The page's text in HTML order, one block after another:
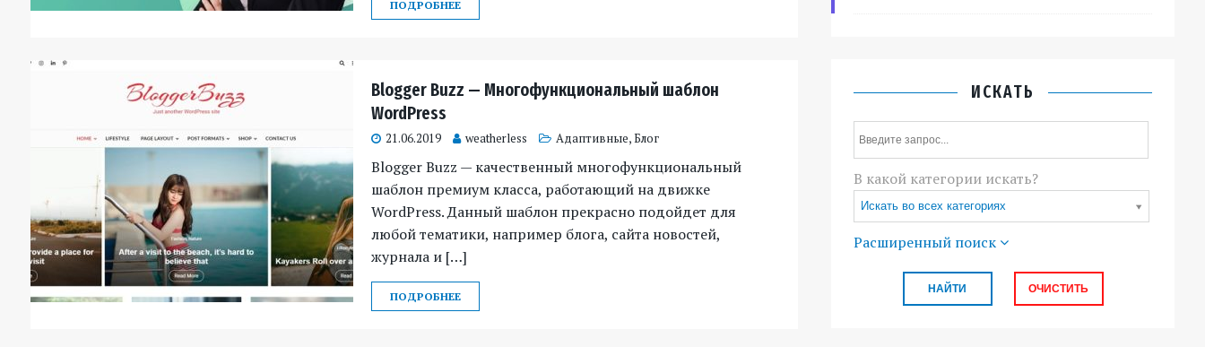
ПОДРОБНЕЕ
Blogger Buzz — Многофункциональный шаблон
WordPress
21.06.2019 weatherless Адаптивные,Блог
Blogger Buzz — качественный многофункциональный
шаблон премиум класса, работающий на движке
WordPress. Данный шаблон прекрасно подойдет для
любой тематики, например блога, сайта новостей,
журнала и […]
ПОДРОБНЕЕ
ИСКАТЬ
В какой категории искать?
Искать во всех категориях
Расширенный поиск